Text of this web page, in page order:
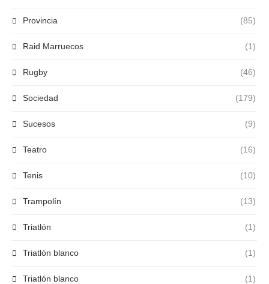
Provincia (85)
Raid Marruecos (1)
Rugby (46)
Sociedad (179)
Sucesos (9)
Teatro (16)
Tenis (10)
Trampolín (13)
Triatlón (1)
Triatlón blanco (1)
Triatlón blanco (1)